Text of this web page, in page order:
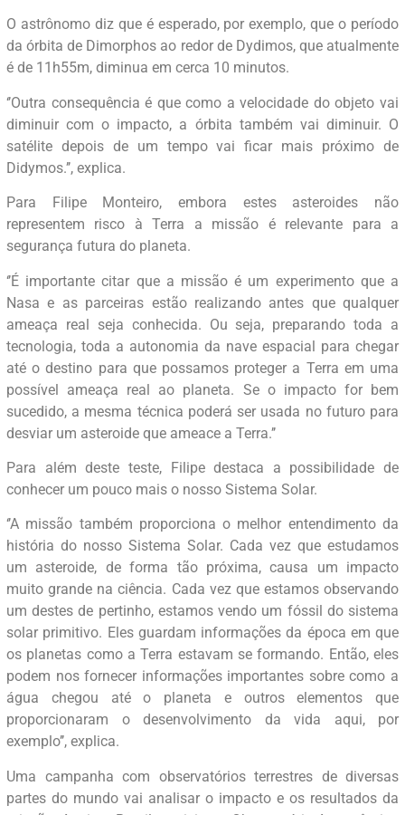
O astrônomo diz que é esperado, por exemplo, que o período
da órbita de Dimorphos ao redor de Dydimos, que atualmente
é de 11h55m, diminua em cerca 10 minutos.
‘’Outra consequência é que como a velocidade do objeto vai
diminuir com o impacto, a órbita também vai diminuir. O
satélite depois de um tempo vai ficar mais próximo de
Didymos.’’, explica.
Para Filipe Monteiro, embora estes asteroides não
representem risco à Terra a missão é relevante para a
segurança futura do planeta.
‘’É importante citar que a missão é um experimento que a
Nasa e as parceiras estão realizando antes que qualquer
ameaça real seja conhecida. Ou seja, preparando toda a
tecnologia, toda a autonomia da nave espacial para chegar
até o destino para que possamos proteger a Terra em uma
possível ameaça real ao planeta. Se o impacto for bem
sucedido, a mesma técnica poderá ser usada no futuro para
desviar um asteroide que ameace a Terra.’’
Para além deste teste, Filipe destaca a possibilidade de
conhecer um pouco mais o nosso Sistema Solar.
‘’A missão também proporciona o melhor entendimento da
história do nosso Sistema Solar. Cada vez que estudamos
um asteroide, de forma tão próxima, causa um impacto
muito grande na ciência. Cada vez que estamos observando
um destes de pertinho, estamos vendo um fóssil do sistema
solar primitivo. Eles guardam informações da época em que
os planetas como a Terra estavam se formando. Então, eles
podem nos fornecer informações importantes sobre como a
água chegou até o planeta e outros elementos que
proporcionaram o desenvolvimento da vida aqui, por
exemplo’’, explica.
Uma campanha com observatórios terrestres de diversas
partes do mundo vai analisar o impacto e os resultados da